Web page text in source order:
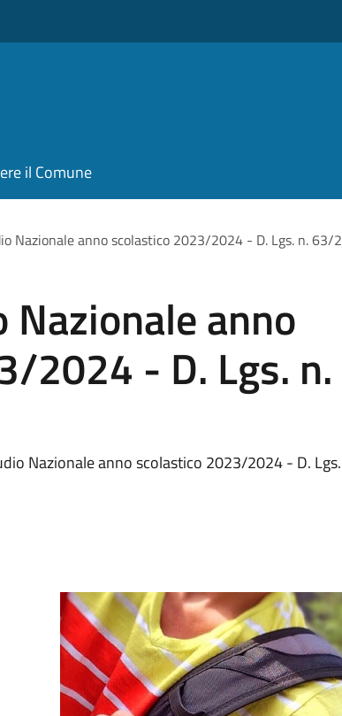
il Comune
Nazionale anno scolastico 2023/2024 - D. Lgs. n. 63/
anno
2024 - D. Lgs. n.
Nazionale anno scolastico 2023/2024 - D.